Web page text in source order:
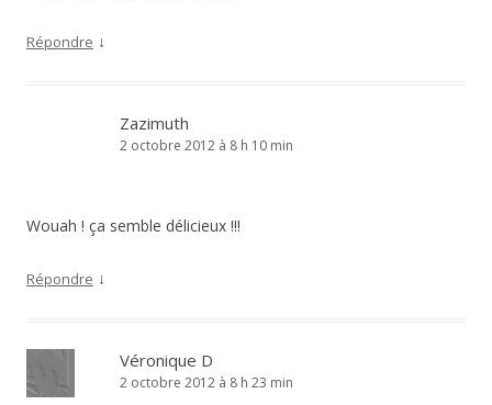
Répondre ↓
Zazimuth
2 octobre 2012 à 8 h 10 min
Wouah ! ça semble délicieux !!!
Répondre ↓
Véronique D
2 octobre 2012 à 8 h 23 min